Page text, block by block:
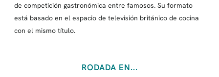
de competición gastronómica entre famosos. Su formato
está basado en el espacio de televisión británico de cocina
con el mismo título.
RODADA EN...